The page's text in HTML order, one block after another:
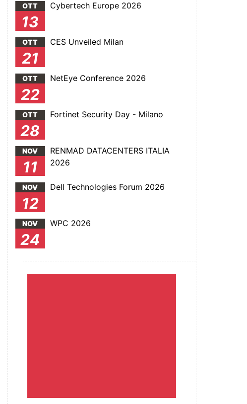
OTT
13
Cybertech Europe 2026
OTT
21
CES Unveiled Milan
OTT
22
NetEye Conference 2026
OTT
28
Fortinet Security Day - Milano
NOV
11
RENMAD DATACENTERS ITALIA
2026
NOV
12
Dell Technologies Forum 2026
NOV
24
WPC 2026